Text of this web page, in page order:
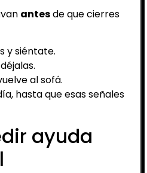
antesde que cierres
y siéntate.
al sofá.
hasta que esas señales
ayuda